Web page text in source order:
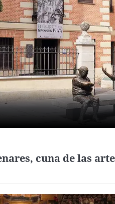
cuna de las